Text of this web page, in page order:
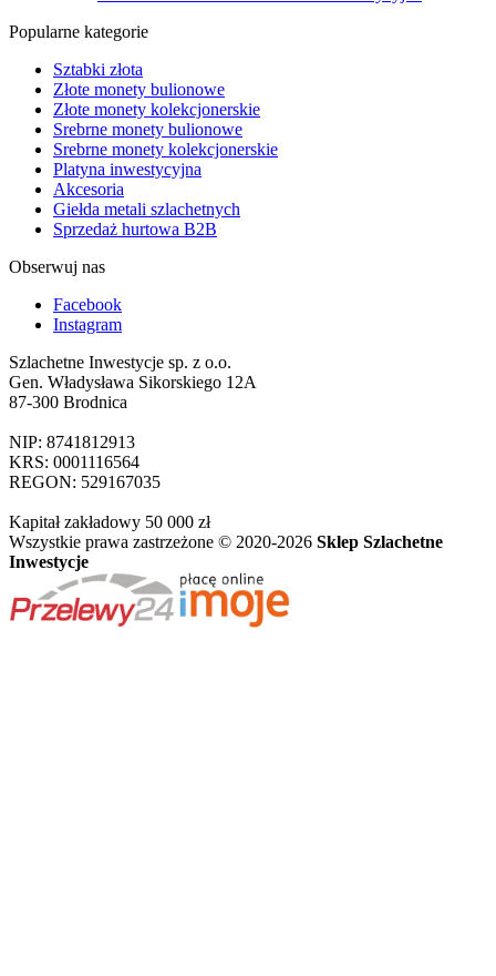
Popularne kategorie
Sztabki złota
Złote monety bulionowe
Złote monety kolekcjonerskie
Srebrne monety bulionowe
Srebrne monety kolekcjonerskie
Platyna inwestycyjna
Akcesoria
Giełda metali szlachetnych
Sprzedaż hurtowa B2B
Obserwuj nas
Facebook
Instagram
Szlachetne Inwestycje sp. z o.o.
Gen. Władysława Sikorskiego 12A
87-300 Brodnica
NIP: 8741812913
KRS: 0001116564
REGON: 529167035
Kapitał zakładowy 50 000 zł
Wszystkie prawa zastrzeżone © 2020-2026 Sklep Szlachetne
Inwestycje